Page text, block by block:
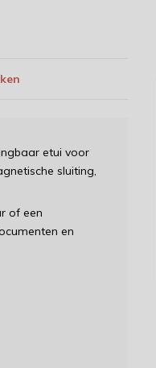
etui voor
sluiting,
of een
en